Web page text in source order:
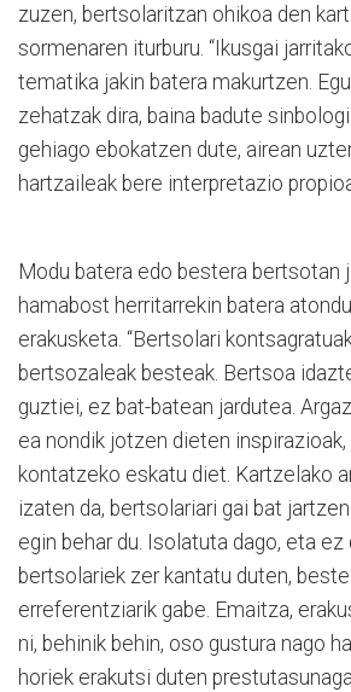
zuzen, bertsolaritzan ohikoa den
sormenaren iturburu. “Ikusgai
tematika jakin batera makurtzen.
zehatzak dira, baina badute
gehiago ebokatzen dute, airean
hartzaileak bere interpretazio
Modu batera edo bestera bertsotan
hamabost herritarrekin batera
erakusketa. “Bertsolari
bertsozaleak besteak. Bertsoa
guztiei, ez bat-batean jardutea.
ea nondik jotzen dieten
kontatzeko eskatu diet. Kartzelako
izaten da, bertsolariari gai bat
egin behar du. Isolatuta dago, eta ez
bertsolariek zer kantatu duten,
erreferentziarik gabe. Emaitza,
ni, behinik behin, oso gustura nago
horiek erakutsi duten